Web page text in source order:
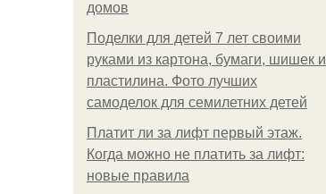
домов
Поделки для детей 7 лет своими
руками из картона, бумаги, шишек и
пластилина. Фото лучших
самоделок для семилетних детей
Платит ли за лифт первый этаж.
Когда можно не платить за лифт:
новые правила